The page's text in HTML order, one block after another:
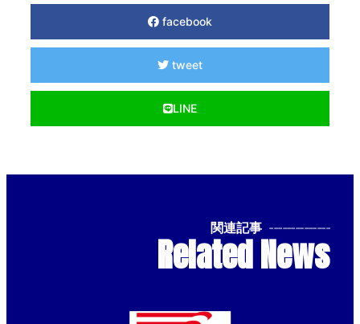
facebook
tweet
LINE
関連記事 --------------
Related News